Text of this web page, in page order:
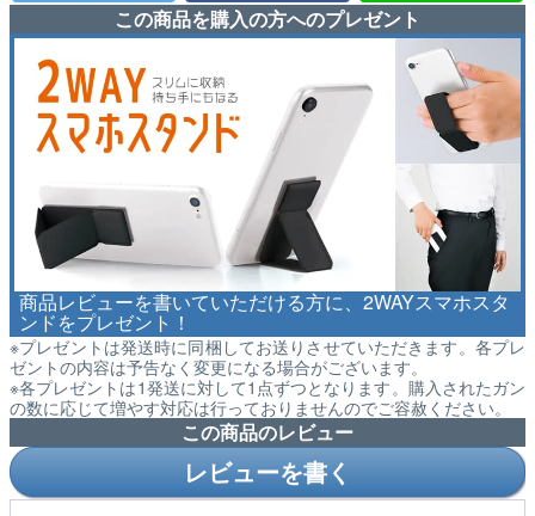
この商品を購入の方へのプレゼント
商品レビューを書いていただける方に、2WAYスマホスタ
ンドをプレゼント！
※プレゼントは発送時に同梱してお送りさせていただきます。各プレ
ゼントの内容は予告なく変更になる場合がございます。
※各プレゼントは1発送に対して1点ずつとなります。購入されたガン
の数に応じて増やす対応は行っておりませんのでご容赦ください。
この商品のレビュー
レビューを書く